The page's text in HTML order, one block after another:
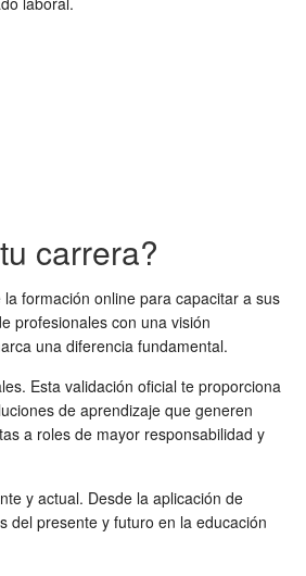
carrera?
formación online para capacitar a sus
profesionales con una visión
una diferencia fundamental.
Esta validación oficial te proporciona
de aprendizaje que generen
a roles de mayor responsabilidad y
y actual. Desde la aplicación de
del presente y futuro en la educación